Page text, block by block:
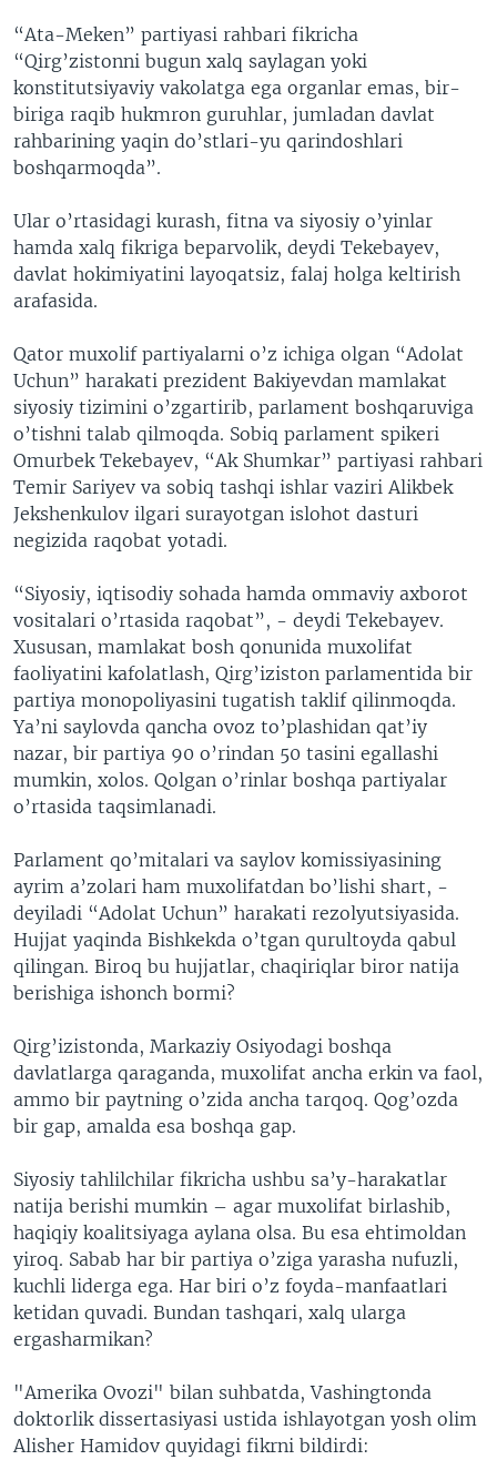
“Ata-Meken” partiyasi rahbari fikricha
“Qirg’zistonni bugun xalq saylagan yoki
konstitutsiyaviy vakolatga ega organlar emas, bir-
biriga raqib hukmron guruhlar, jumladan davlat
rahbarining yaqin do’stlari-yu qarindoshlari
boshqarmoqda”.
Ular o’rtasidagi kurash, fitna va siyosiy o’yinlar
hamda xalq fikriga beparvolik, deydi Tekebayev,
davlat hokimiyatini layoqatsiz, falaj holga keltirish
arafasida.
Qator muxolif partiyalarni o’z ichiga olgan “Adolat
Uchun” harakati prezident Bakiyevdan mamlakat
siyosiy tizimini o’zgartirib, parlament boshqaruviga
o’tishni talab qilmoqda. Sobiq parlament spikeri
Omurbek Tekebayev, “Ak Shumkar” partiyasi rahbari
Temir Sariyev va sobiq tashqi ishlar vaziri Alikbek
Jekshenkulov ilgari surayotgan islohot dasturi
negizida raqobat yotadi.
“Siyosiy, iqtisodiy sohada hamda ommaviy axborot
vositalari o’rtasida raqobat”, - deydi Tekebayev.
Xususan, mamlakat bosh qonunida muxolifat
faoliyatini kafolatlash, Qirg’iziston parlamentida bir
partiya monopoliyasini tugatish taklif qilinmoqda.
Ya’ni saylovda qancha ovoz to’plashidan qat’iy
nazar, bir partiya 90 o’rindan 50 tasini egallashi
mumkin, xolos. Qolgan o’rinlar boshqa partiyalar
o’rtasida taqsimlanadi.
Parlament qo’mitalari va saylov komissiyasining
ayrim a’zolari ham muxolifatdan bo’lishi shart, -
deyiladi “Adolat Uchun” harakati rezolyutsiyasida.
Hujjat yaqinda Bishkekda o’tgan qurultoyda qabul
qilingan. Biroq bu hujjatlar, chaqiriqlar biror natija
berishiga ishonch bormi?
Qirg’izistonda, Markaziy Osiyodagi boshqa
davlatlarga qaraganda, muxolifat ancha erkin va faol,
ammo bir paytning o’zida ancha tarqoq. Qog’ozda
bir gap, amalda esa boshqa gap.
Siyosiy tahlilchilar fikricha ushbu sa’y-harakatlar
natija berishi mumkin – agar muxolifat birlashib,
haqiqiy koalitsiyaga aylana olsa. Bu esa ehtimoldan
yiroq. Sabab har bir partiya o’ziga yarasha nufuzli,
kuchli liderga ega. Har biri o’z foyda-manfaatlari
ketidan quvadi. Bundan tashqari, xalq ularga
ergasharmikan?
"Amerika Ovozi" bilan suhbatda, Vashingtonda
doktorlik dissertasiyasi ustida ishlayotgan yosh olim
Alisher Hamidov quyidagi fikrni bildirdi: